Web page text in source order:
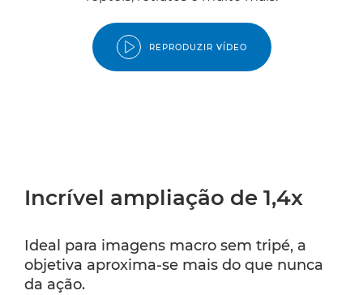
REPRODUZIR VÍDEO
Incrível ampliação de 1,4x
Ideal para imagens macro sem tripé, a
objetiva aproxima-se mais do que nunca
da ação.